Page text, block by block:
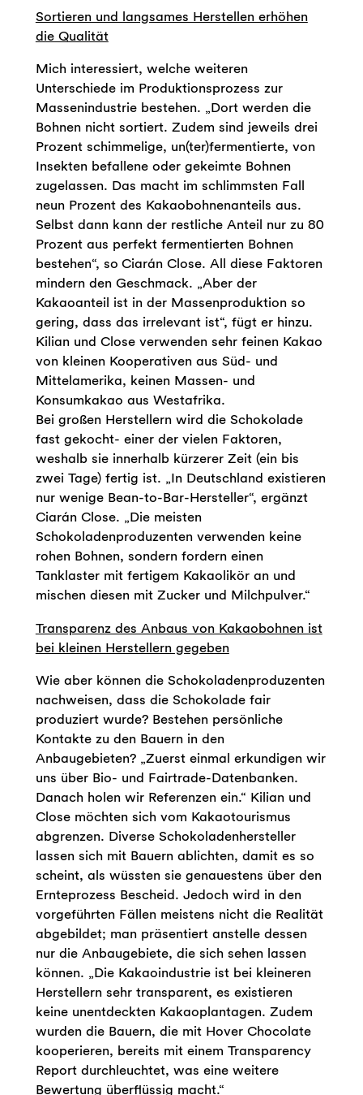
Sortieren und langsames Herstellen erhöhen
die Qualität
Mich interessiert, welche weiteren
Unterschiede im Produktionsprozess zur
Massenindustrie bestehen. „Dort werden die
Bohnen nicht sortiert. Zudem sind jeweils drei
Prozent schimmelige, un(ter)fermentierte, von
Insekten befallene oder gekeimte Bohnen
zugelassen. Das macht im schlimmsten Fall
neun Prozent des Kakaobohnenanteils aus.
Selbst dann kann der restliche Anteil nur zu 80
Prozent aus perfekt fermentierten Bohnen
bestehen“, so Ciarán Close. All diese Faktoren
mindern den Geschmack. „Aber der
Kakaoanteil ist in der Massenproduktion so
gering, dass das irrelevant ist“, fügt er hinzu.
Kilian und Close verwenden sehr feinen Kakao
von kleinen Kooperativen aus Süd- und
Mittelamerika, keinen Massen- und
Konsumkakao aus Westafrika.
Bei großen Herstellern wird die Schokolade
fast gekocht- einer der vielen Faktoren,
weshalb sie innerhalb kürzerer Zeit (ein bis
zwei Tage) fertig ist. „In Deutschland existieren
nur wenige Bean-to-Bar-Hersteller“, ergänzt
Ciarán Close. „Die meisten
Schokoladenproduzenten verwenden keine
rohen Bohnen, sondern fordern einen
Tanklaster mit fertigem Kakaolikör an und
mischen diesen mit Zucker und Milchpulver.“
Transparenz des Anbaus von Kakaobohnen ist
bei kleinen Herstellern gegeben
Wie aber können die Schokoladenproduzenten
nachweisen, dass die Schokolade fair
produziert wurde? Bestehen persönliche
Kontakte zu den Bauern in den
Anbaugebieten? „Zuerst einmal erkundigen wir
uns über Bio- und Fairtrade-Datenbanken.
Danach holen wir Referenzen ein.“ Kilian und
Close möchten sich vom Kakaotourismus
abgrenzen. Diverse Schokoladenhersteller
lassen sich mit Bauern ablichten, damit es so
scheint, als wüssten sie genauestens über den
Ernteprozess Bescheid. Jedoch wird in den
vorgeführten Fällen meistens nicht die Realität
abgebildet; man präsentiert anstelle dessen
nur die Anbaugebiete, die sich sehen lassen
können. „Die Kakaoindustrie ist bei kleineren
Herstellern sehr transparent, es existieren
keine unentdeckten Kakaoplantagen. Zudem
wurden die Bauern, die mit Hover Chocolate
kooperieren, bereits mit einem Transparency
Report durchleuchtet, was eine weitere
Bewertung überflüssig macht.“